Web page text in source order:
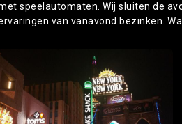
speelautomaten. Wij sluiten de
van vanavond bezinken.